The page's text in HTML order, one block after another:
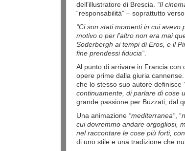
dell’illustratore di Brescia. “Il
“responsabilità” – soprattutto
“Ci son stati momenti in cui avevo
motivo o per l’altro non era mai
Soderbergh ai tempi di Eros, e il
fine prendessi fiducia”
Al punto di arrivare in Francia con
opere prime dalla giuria
che lo stesso suo autore definisce
continuamente, di parlare di cose
grande passione per Buzzati, dal
Una animazione “mediterranea” , “
cui dovremmo andare orgogliosi,
nel raccontare le cose più forti,
di uno stile e una tradizione che